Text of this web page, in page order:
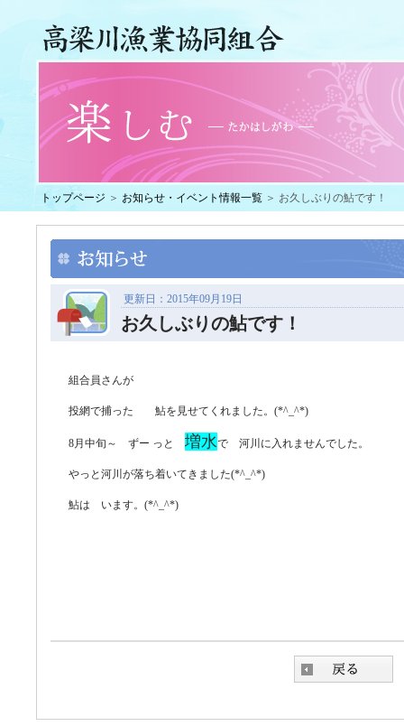
トップページ ＞ お知らせ・イベント情報一覧 ＞ お久しぶりの鮎です！
更新日：2015年09月19日
お久しぶりの鮎です！
組合員さんが
投網で捕った 鮎を見せてくれました。(*^_^*)
8月中旬～ ずー っと 増水で 河川に入れませんでした。
やっと河川が落ち着いてきました(*^_^*)
鮎は います。(*^_^*)